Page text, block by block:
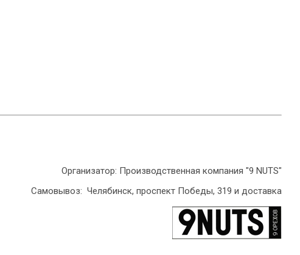
Организатор: Производственная компания "9 NUTS"
Самовывоз: Челябинск, проспект Победы, 319 и доставка